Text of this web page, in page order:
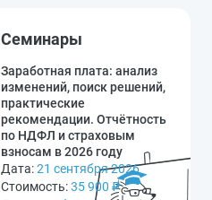
Семинары
Заработная плата: анализ
изменений, поиск решений,
практические
рекомендации. Отчётность
по НДФЛ и страховым
взносам в 2026 году
Дата:21 сентября 2026
Стоимость:35 900 ₽